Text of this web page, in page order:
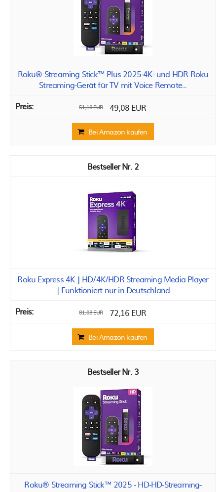
Roku® Streaming Stick™ Plus 2025-4K- und HDR Roku
Streaming-Gerät für TV mit Voice Remote...
51,18 EUR 49,08 EUR
Bei Amazon kaufen
2
Roku Express 4K | HD/4K/HDR Streaming Media Player
| Funktioniert nur in Deutschland
81,08 EUR 72,16 EUR
Bei Amazon kaufen
3
Roku® Streaming Stick™ 2025 - HD-HD-Streaming-